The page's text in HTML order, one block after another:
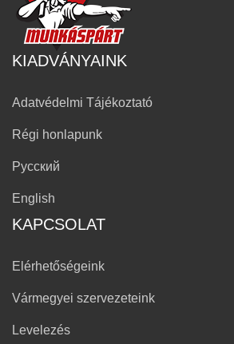
KIADVÁNYAINK
Adatvédelmi Tájékoztató
Régi honlapunk
Русский
English
KAPCSOLAT
Elérhetőségeink
Vármegyei szervezeteink
Levelezés